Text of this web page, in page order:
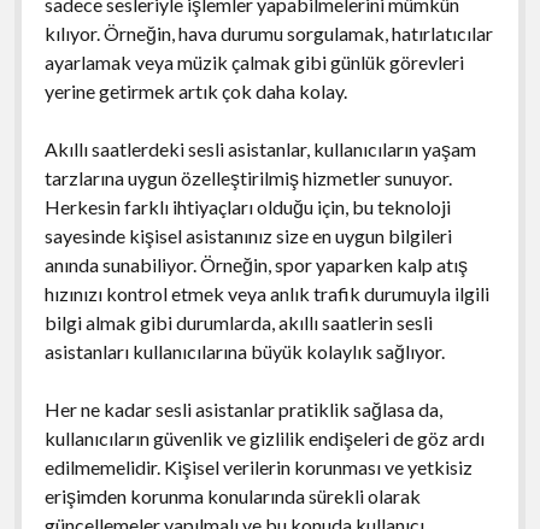
kılıyor. Örneğin, hava durumu sorgulamak, hatırlatıcılar
ayarlamak veya müzik çalmak gibi günlük görevleri
yerine getirmek artık çok daha kolay.
Akıllı saatlerdeki sesli asistanlar, kullanıcıların yaşam
tarzlarına uygun özelleştirilmiş hizmetler sunuyor.
Herkesin farklı ihtiyaçları olduğu için, bu teknoloji
sayesinde kişisel asistanınız size en uygun bilgileri
anında sunabiliyor. Örneğin, spor yaparken kalp atış
hızınızı kontrol etmek veya anlık trafik durumuyla ilgili
bilgi almak gibi durumlarda, akıllı saatlerin sesli
asistanları kullanıcılarına büyük kolaylık sağlıyor.
Her ne kadar sesli asistanlar pratiklik sağlasa da,
kullanıcıların güvenlik ve gizlilik endişeleri de göz ardı
edilmemelidir. Kişisel verilerin korunması ve yetkisiz
erişimden korunma konularında sürekli olarak